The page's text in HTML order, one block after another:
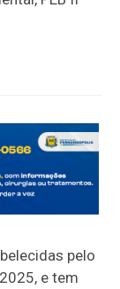
pelo
e tem